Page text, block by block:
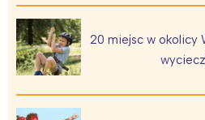
20 miejsc w okolicy